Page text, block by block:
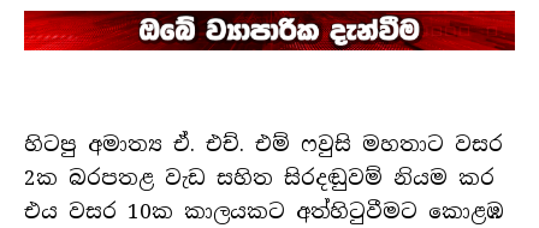
හිටපු අමාත්‍ය ඒ. එච්. එම් ෆවුසි මහතාට වසර
2ක බරපතළ වැඩ සහිත සිරදඬුවම් නියම කර
එය වසර 10ක කාලයකට අත්හිටුවීමට කොළඹ